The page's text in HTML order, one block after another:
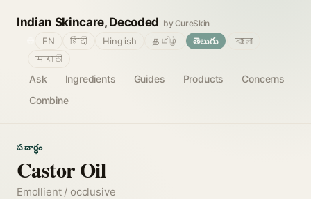
Indian Skincare, Decoded by CureSkin
Ask Ingredients Guides Products
Concerns
Combine
EN हिंदी Hinglish தமிழ் తెలుగు
বাংলা
मराठी
పదార్థం
Castor Oil
Emollient / occlusive